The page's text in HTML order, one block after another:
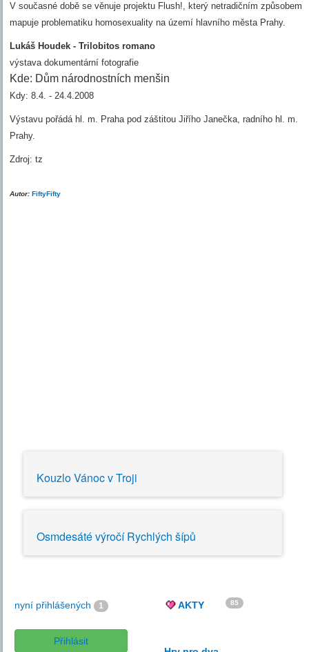
V současné době se věnuje projektu Flush!, který netradičním způsobem
mapuje problematiku homosexuality na území hlavního města Prahy.
Lukáš Houdek -Trilobitos romano
výstavadokumentární fotografie
Kde: Dům národnostních menšin
Kdy: 8.4. - 24.4.2008
Výstavu pořádá hl. m. Praha pod záštitou Jiřího Janečka, radního hl. m.
Prahy.
Zdroj: tz
Autor:FiftyFifty
Kouzlo Vánoc v Troji
Osmdesáté výročí Rychlých šípů
nyní přihlášených 1
Přihlásit
AKTY 85